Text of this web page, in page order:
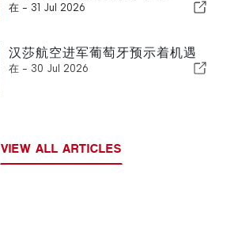
在 - 31 Jul 2026
汉莎航空进军葡萄牙预示着机遇
在 - 30 Jul 2026
VIEW ALL ARTICLES